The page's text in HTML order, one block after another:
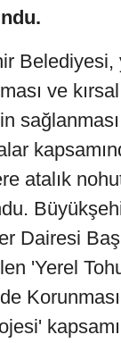
Belediyesi,
ve
atalık
Dairesi
'Yerel